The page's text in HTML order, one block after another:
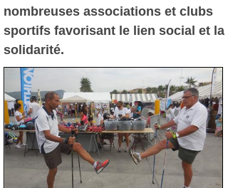
nombreuses associations et clubs
sportifs favorisant le lien social et la
solidarité.